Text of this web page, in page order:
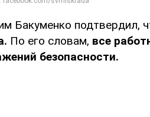
Бакуменко подтвердил,
По его словам, все
безопасности.